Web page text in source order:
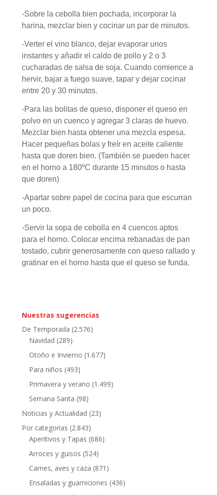
-Sobre la cebolla bien pochada, incorporar la
harina, mezclar bien y cocinar un par de minutos.
-Verter el vino blanco, dejar evaporar unos
instantes y añadir el caldo de pollo y 2 o 3
cucharadas de salsa de soja. Cuando comience a
hervir, bajar a fuego suave, tapar y dejar cocinar
entre 20 y 30 minutos.
-Para las bolitas de queso, disponer el queso en
polvo en un cuenco y agregar 3 claras de huevo.
Mezclar bien hasta obtener una mezcla espesa.
Hacer pequeñas bolas y freír en aceite caliente
hasta que doren bien. (También se pueden hacer
en el horno a 180ºC durante 15 minutos o hasta
que doren)
-Apartar sobre papel de cocina para que escurran
un poco.
-Servir la sopa de cebolla en 4 cuencos aptos
para el horno. Colocar encima rebanadas de pan
tostado, cubrir generosamente con queso rallado y
gratinar en el horno hasta que el queso se funda.
Nuestras sugerencias
De Temporada (2.576)
Navidad (289)
Otoño e Invierno (1.677)
Para niños (493)
Primavera y verano (1.499)
Semana Santa (98)
Noticias y Actualidad (23)
Por categorias (2.843)
Aperitivos y Tapas (686)
Arroces y guisos (524)
Carnes, aves y caza (871)
Ensaladas y guarniciones (436)